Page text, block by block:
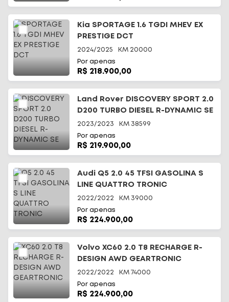
Kia SPORTAGE 1.6 TGDI MHEV EX
PRESTIGE DCT
2024/2025 KM 20000
Por apenas
R$ 218.900,00
Land Rover DISCOVERY SPORT 2.0
D200 TURBO DIESEL R-DYNAMIC SE
2023/2023 KM 38599
Por apenas
R$ 219.900,00
Audi Q5 2.0 45 TFSI GASOLINA S
LINE QUATTRO TRONIC
2022/2022 KM 39000
Por apenas
R$ 224.900,00
Volvo XC60 2.0 T8 RECHARGE R-
DESIGN AWD GEARTRONIC
2022/2022 KM 74000
Por apenas
R$ 224.900,00